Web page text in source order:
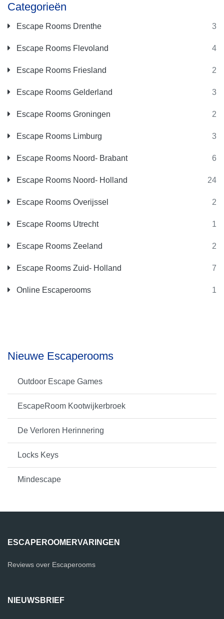
Categorieën
Escape Rooms Drenthe 3
Escape Rooms Flevoland 4
Escape Rooms Friesland 2
Escape Rooms Gelderland 3
Escape Rooms Groningen 2
Escape Rooms Limburg 3
Escape Rooms Noord- Brabant 6
Escape Rooms Noord- Holland 24
Escape Rooms Overijssel 2
Escape Rooms Utrecht 1
Escape Rooms Zeeland 2
Escape Rooms Zuid- Holland 7
Online Escaperooms 1
Nieuwe Escaperooms
Outdoor Escape Games
EscapeRoom Kootwijkerbroek
De Verloren Herinnering
Locks Keys
Mindescape
ESCAPEROOMERVARINGEN
Reviews over Escaperooms
NIEUWSBRIEF